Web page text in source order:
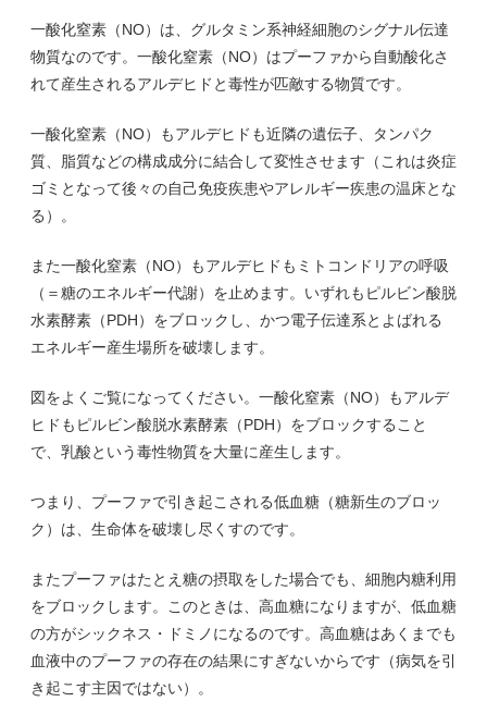
一酸化窒素（NO）は、グルタミン系神経細胞のシグナル伝達
物質なのです。一酸化窒素（NO）はプーファから自動酸化さ
れて産生されるアルデヒドと毒性が匹敵する物質です。
一酸化窒素（NO）もアルデヒドも近隣の遺伝子、タンパク
質、脂質などの構成成分に結合して変性させます（これは炎症
ゴミとなって後々の自己免疫疾患やアレルギー疾患の温床とな
る）。
また一酸化窒素（NO）もアルデヒドもミトコンドリアの呼吸
（＝糖のエネルギー代謝）を止めます。いずれもピルビン酸脱
水素酵素（PDH）をブロックし、かつ電子伝達系とよばれる
エネルギー産生場所を破壊します。
図をよくご覧になってください。一酸化窒素（NO）もアルデ
ヒドもピルビン酸脱水素酵素（PDH）をブロックすること
で、乳酸という毒性物質を大量に産生します。
つまり、プーファで引き起こされる低血糖（糖新生のブロッ
ク）は、生命体を破壊し尽くすのです。
またプーファはたとえ糖の摂取をした場合でも、細胞内糖利用
をブロックします。このときは、高血糖になりますが、低血糖
の方がシックネス・ドミノになるのです。高血糖はあくまでも
血液中のプーファの存在の結果にすぎないからです（病気を引
き起こす主因ではない）。